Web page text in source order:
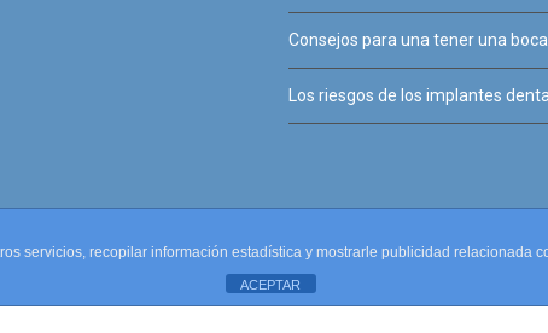
Consejos para una tener una
Los riesgos de los implantes
servicios, recopilar información estadística y mostrarle publicidad relacionada
ACEPTAR